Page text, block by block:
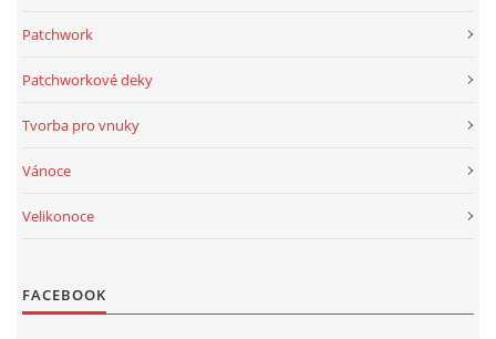
Patchwork
Patchworkové deky
Tvorba pro vnuky
Vánoce
Velikonoce
FACEBOOK